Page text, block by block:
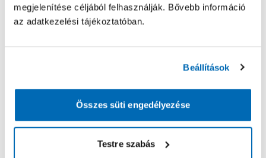
megjelenítése céljából felhasználják. Bővebb információ
az adatkezelési tájékoztatóban.
Beállítások
Összes süti engedélyezése
Testre szabás